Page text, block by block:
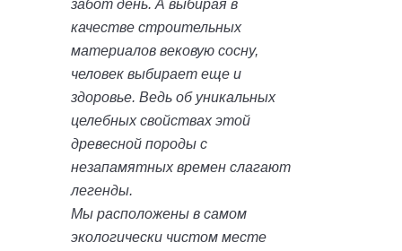
забот день. А выбирая в
качестве строительных
материалов вековую сосну,
человек выбирает еще и
здоровье. Ведь об уникальных
целебных свойствах этой
древесной породы с
незапамятных времен слагают
легенды.
Мы расположены в самом
экологически чистом месте